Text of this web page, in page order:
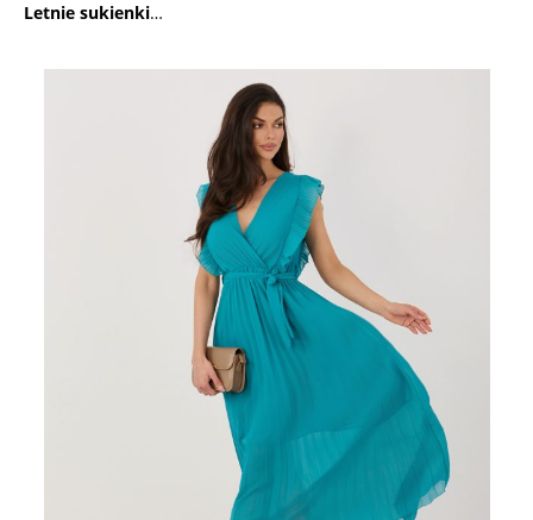
Letnie sukienki…